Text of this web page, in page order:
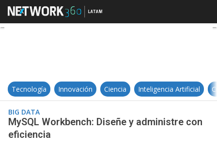
MySQL Workbench: Diseñe y
Tecnología Innovación Ciencia Inteligencia Artificial
BIG DATA
MySQL Workbench: Diseñe y administre con
eficiencia